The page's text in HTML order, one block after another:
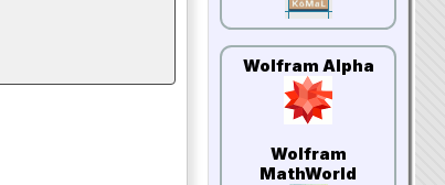
Wolfram Alpha
Wolfram
MathWorld